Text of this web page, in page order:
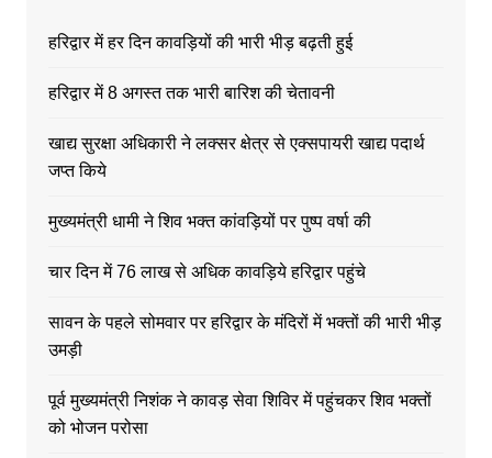
हरिद्वार में हर दिन कावड़ियों की भारी भीड़ बढ़ती हुई
हरिद्वार में 8 अगस्त तक भारी बारिश की चेतावनी
खाद्य सुरक्षा अधिकारी ने लक्सर क्षेत्र से एक्सपायरी खाद्य पदार्थ
जप्त किये
मुख्यमंत्री धामी ने शिव भक्त कांवड़ियों पर पुष्प वर्षा की
चार दिन में 76 लाख से अधिक कावड़िये हरिद्वार पहुंचे
सावन के पहले सोमवार पर हरिद्वार के मंदिरों में भक्तों की भारी भीड़
उमड़ी
पूर्व मुख्यमंत्री निशंक ने कावड़ सेवा शिविर में पहुंचकर शिव भक्तों
को भोजन परोसा